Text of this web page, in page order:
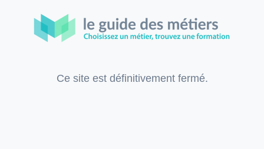
Ce site est définitivement fermé.